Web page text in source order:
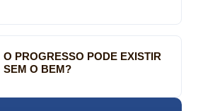
O PROGRESSO PODE EXISTIR
SEM O BEM?